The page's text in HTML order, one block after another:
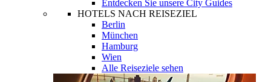
Entdecken Sie unsere City Guides
HOTELS NACH REISEZIEL
Berlin
München
Hamburg
Wien
Alle Reiseziele sehen